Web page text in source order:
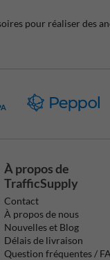
pour réaliser des
À propos de
TrafficSupply
Contact
À propos de nous
Nouvelles et Blog
Délais de livraison
Question fréquentes /